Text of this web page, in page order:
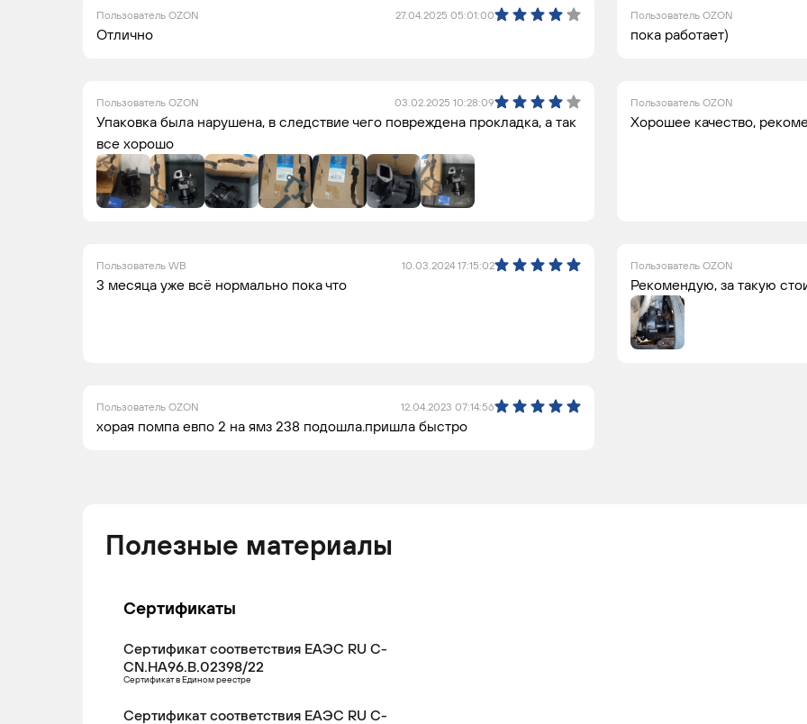
Пользователь OZON 27.04.2025 05:01:00
Отлично
Пользователь OZON
пока работает)
Пользователь OZON 03.02.2025 10:28:09
Упаковка была нарушена, в следствие чего повреждена прокладка, а так
все хорошо
Пользователь OZON
Хорошее качество,
Пользователь WB 10.03.2024 17:15:02
3 месяца уже всë нормально пока что
Пользователь OZON
Рекомендую, за такую
Пользователь OZON 12.04.2023 07:14:56
хорая помпа евпо 2 на ямз 238 подошла.пришла быстро
Полезные материалы
Сертификаты
Сертификат соответствия ЕАЭС RU С-
CN.НА96.В.02398/22
Сертификат в Едином реестре
Сертификат соответствия ЕАЭС RU С-